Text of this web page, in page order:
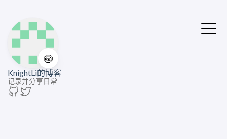
🍥
KnightLi的博客
记录并分享日常